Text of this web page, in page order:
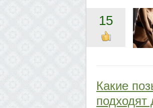
15
Какие
подходят